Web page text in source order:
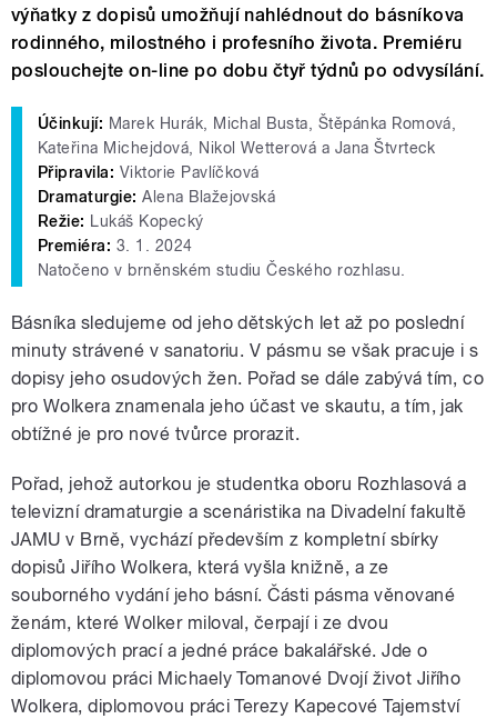
výňatky z dopisů umožňují nahlédnout do básníkova
rodinného, milostného i profesního života. Premiéru
poslouchejte on-line po dobu čtyř týdnů po odvysílání.
Účinkují: Marek Hurák, Michal Busta, Štěpánka Romová,
Kateřina Michejdová, Nikol Wetterová a Jana Štvrteck
Připravila: Viktorie Pavlíčková
Dramaturgie: Alena Blažejovská
Režie: Lukáš Kopecký
Premiéra: 3. 1. 2024
Natočeno v brněnském studiu Českého rozhlasu.
Básníka sledujeme od jeho dětských let až po poslední
minuty strávené v sanatoriu. V pásmu se však pracuje i s
dopisy jeho osudových žen. Pořad se dále zabývá tím, co
pro Wolkera znamenala jeho účast ve skautu, a tím, jak
obtížné je pro nové tvůrce prorazit.
Pořad, jehož autorkou je studentka oboru Rozhlasová a
televizní dramaturgie a scenáristika na Divadelní fakultě
JAMU v Brně, vychází především z kompletní sbírky
dopisů Jiřího Wolkera, která vyšla knižně, a ze
souborného vydání jeho básní. Části pásma věnované
ženám, které Wolker miloval, čerpají i ze dvou
diplomových prací a jedné práce bakalářské. Jde o
diplomovou práci Michaely Tomanové Dvojí život Jiřího
Wolkera, diplomovou práci Terezy Kapecové Tajemství